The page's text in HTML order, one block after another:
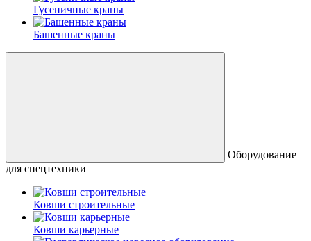
Гусеничные краны
Башенные краны
Оборудование
для спецтехники
Ковши строительные
Ковши карьерные